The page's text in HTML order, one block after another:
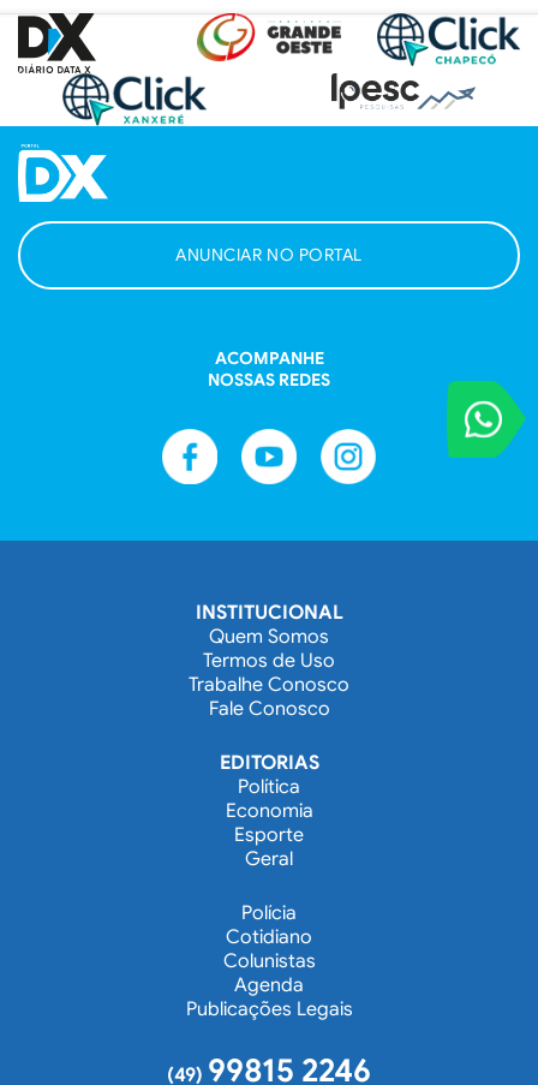
VOCÊ
Entre em
ANUNCIAR NO PORTAL
ACOMPANHE
NOSSAS REDES
INSTITUCIONAL
Quem Somos
Termos de Uso
Trabalhe Conosco
Fale Conosco
EDITORIAS
Política
Economia
Esporte
Geral
Polícia
Cotidiano
Colunistas
Agenda
Publicações Legais
(49) 99815 2246